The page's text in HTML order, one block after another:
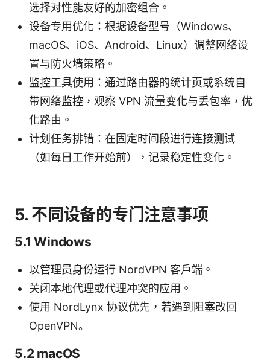
选择对性能友好的加密组合。
设备专用优化：根据设备型号（Windows、
macOS、iOS、Android、Linux）调整网络设
置与防火墙策略。
监控工具使用：通过路由器的统计页或系统自
带网络监控，观察 VPN 流量变化与丢包率，优
化路由。
计划任务排错：在固定时间段进行连接测试
（如每日工作开始前），记录稳定性变化。
5. 不同设备的专门注意事项
5.1 Windows
以管理员身份运行 NordVPN 客户端。
关闭本地代理或代理冲突的应用。
使用 NordLynx 协议优先，若遇到阻塞改回
OpenVPN。
5.2 macOS